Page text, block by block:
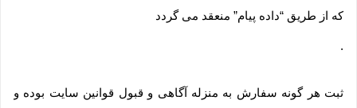
که از طریق “داده پیام” منعقد می گردد
.
ثبت هر گونه سفارش به منزله آگاهی و قبول قوانین سایت بوده و